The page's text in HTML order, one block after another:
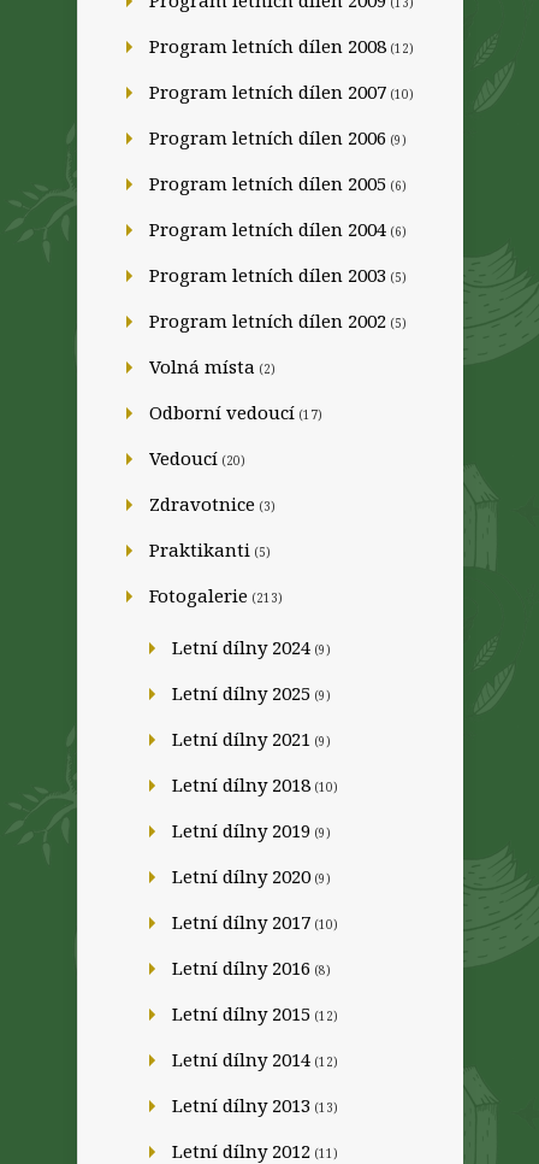
Program letních dílen 2008 (12)
Program letních dílen 2007 (10)
Program letních dílen 2006 (9)
Program letních dílen 2005 (6)
Program letních dílen 2004 (6)
Program letních dílen 2003 (5)
Program letních dílen 2002 (5)
Volná místa (2)
Odborní vedoucí (17)
Vedoucí (20)
Zdravotnice (3)
Praktikanti (5)
Fotogalerie (213)
Letní dílny 2024 (9)
Letní dílny 2025 (9)
Letní dílny 2021 (9)
Letní dílny 2018 (10)
Letní dílny 2019 (9)
Letní dílny 2020 (9)
Letní dílny 2017 (10)
Letní dílny 2016 (8)
Letní dílny 2015 (12)
Letní dílny 2014 (12)
Letní dílny 2013 (13)
Letní dílny 2012 (11)